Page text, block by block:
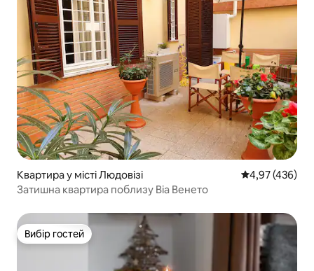
Квартира у місті Людовізі Середня
4,97 (436)
Затишна квартира поблизу Віа Венето
Вибір гостей
Вибір гостей